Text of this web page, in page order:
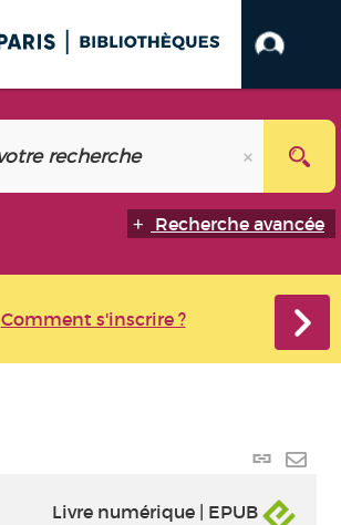
Recherche avancée
Comment s'inscrire ?
Lien
Livre numérique | EPUB